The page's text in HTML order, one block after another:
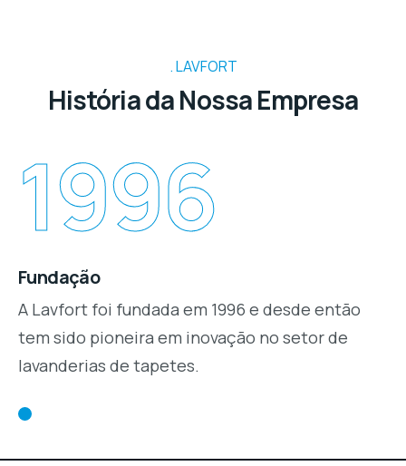
LAVFORT
História da Nossa Empresa
1996
Fundação
A Lavfort foi fundada em 1996 e desde então
tem sido pioneira em inovação no setor de
lavanderias de tapetes.